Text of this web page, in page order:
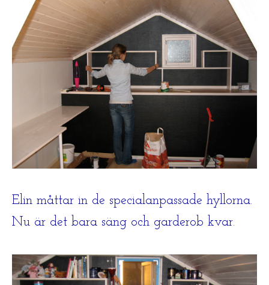
Elin måttar in de specialanpassade hyllorna.
Nu är det bara säng och garderob kvar.